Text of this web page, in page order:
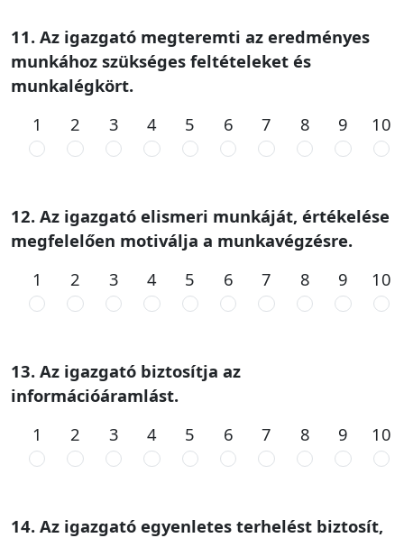
11. Az igazgató megteremti az eredményes
munkához szükséges feltételeket és
munkalégkört.
1
2 3 4 5 6 7 8 9 10
12. Az igazgató elismeri munkáját, értékelése
megfelelően motiválja a munkavégzésre.
1
2 3 4 5 6 7 8 9 10
13. Az igazgató biztosítja az
információáramlást.
1
2 3 4 5 6 7 8 9 10
14. Az igazgató egyenletes terhelést biztosít,